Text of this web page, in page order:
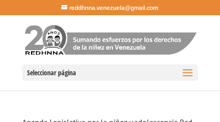
reddhnna.venezuela@gmail.com
Seleccionar página